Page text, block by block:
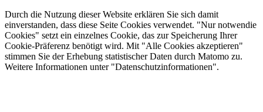
Durch die Nutzung dieser Website erklären Sie sich damit
einverstanden, dass diese Seite Cookies verwendet. "Nur notwendie
Cookies" setzt ein einzelnes Cookie, das zur Speicherung Ihrer
Cookie-Präferenz benötigt wird. Mit "Alle Cookies akzeptieren"
stimmen Sie der Erhebung statistischer Daten durch Matomo zu.
Weitere Informationen unter "Datenschutzinformationen".